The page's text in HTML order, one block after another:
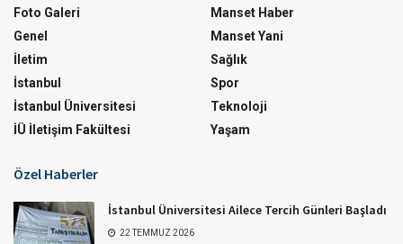
Foto Galeri
Genel
İletim
İstanbul
İstanbul Üniversitesi
İÜ İletişim Fakültesi
Manset Haber
Manset Yani
Sağlık
Spor
Teknoloji
Yaşam
Özel Haberler
İstanbul Üniversitesi Ailece Tercih Günleri Başladı
22 TEMMUZ 2026